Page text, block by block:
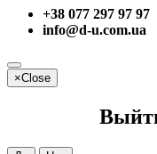
+38 077 297 97 97
info@d-u.com.ua
×Close